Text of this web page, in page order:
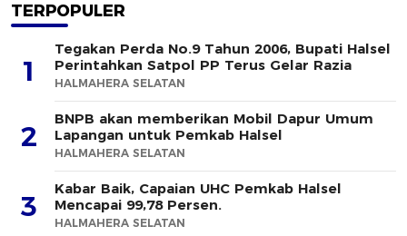
TERPOPULER
1
Tegakan Perda No.9 Tahun 2006, Bupati Halsel
Perintahkan Satpol PP Terus Gelar Razia
HALMAHERA SELATAN
2
BNPB akan memberikan Mobil Dapur Umum
Lapangan untuk Pemkab Halsel
HALMAHERA SELATAN
3
Kabar Baik, Capaian UHC Pemkab Halsel
Mencapai 99,78 Persen.
HALMAHERA SELATAN